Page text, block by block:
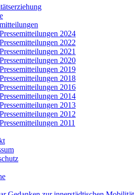
Pressemitteilungen 2024
Pressemitteilungen 2022
Pressemitteilungen 2021
Pressemitteilungen 2020
Pressemitteilungen 2019
Pressemitteilungen 2018
Pressemitteilungen 2016
Pressemitteilungen 2014
Pressemitteilungen 2013
Pressemitteilungen 2012
Pressemitteilungen 2011